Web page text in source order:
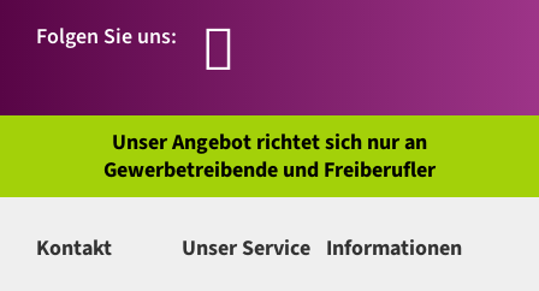
Folgen Sie uns:
Unser Angebot richtet sich nur an
Gewerbetreibende und Freiberufler
Kontakt Unser Service Informationen